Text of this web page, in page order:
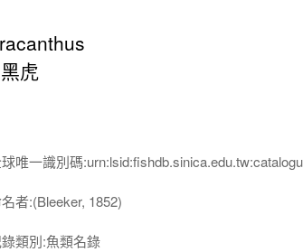
虎
唯一識別碼
者:(Bleeker, 1852)
類別:魚類名錄